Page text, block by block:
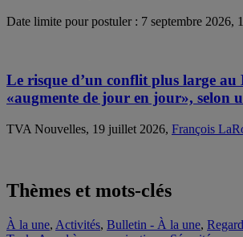
Date limite pour postuler : 7 septembre 2026,
Le risque d’un conflit plus large
«augmente de jour en jour», selon
TVA Nouvelles, 19 juillet 2026, François
Thèmes et mots-clés
À la une, Activités, Bulletin - À la une,